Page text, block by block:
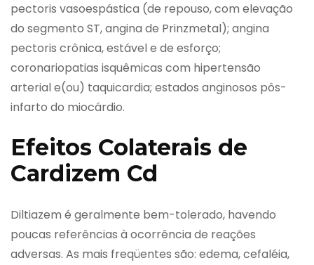
pectoris vasoespástica (de repouso, com elevação
do segmento ST, angina de Prinzmetal); angina
pectoris crônica, estável e de esforço;
coronariopatias isquêmicas com hipertensão
arterial e(ou) taquicardia; estados anginosos pôs-
infarto do miocárdio.
Efeitos Colaterais de
Cardizem Cd
Diltiazem é geralmente bem-tolerado, havendo
poucas referências à ocorrência de reações
adversas. As mais freqüentes são: edema, cefaléia,